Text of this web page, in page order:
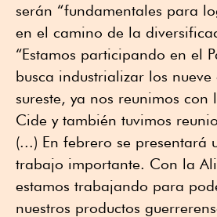
serán “fundamentales para
en el camino de la
“Estamos participando en el
busca industrializar los nueve
sureste, ya nos reunimos con
Cide y también tuvimos
(...) En febrero se presentará
trabajo importante. Con la
estamos trabajando para
nuestros productos